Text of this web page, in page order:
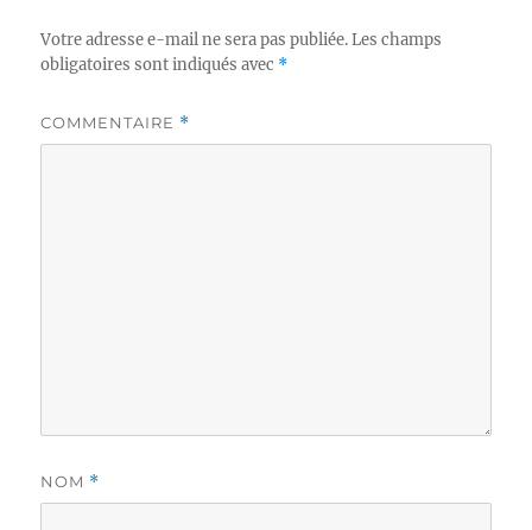
Votre adresse e-mail ne sera pas publiée. Les champs
obligatoires sont indiqués avec *
COMMENTAIRE *
NOM *